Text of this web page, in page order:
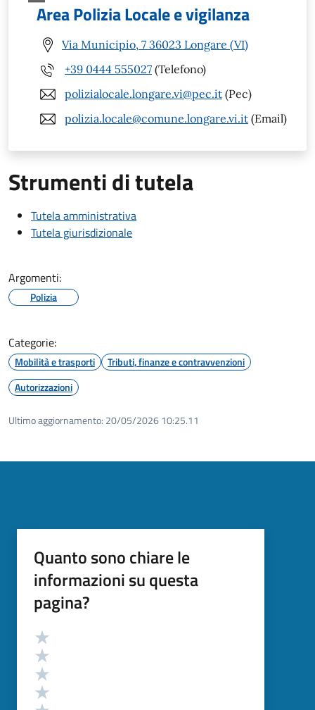
Area Polizia Locale e vigilanza
Via Municipio, 7 36023 Longare (VI)
+39 0444 555027 (Telefono)
polizialocale.longare.vi@pec.it (Pec)
polizia.locale@comune.longare.vi.it (Email)
Strumenti di tutela
Tutela amministrativa
Tutela giurisdizionale
Argomenti:
Polizia
Categorie:
Mobilità e trasporti
Tributi, finanze e contravvenzioni
Autorizzazioni
Ultimo aggiornamento: 20/05/2026 10:25.11
Quanto sono chiare le
informazioni su questa
pagina?
Valutazione